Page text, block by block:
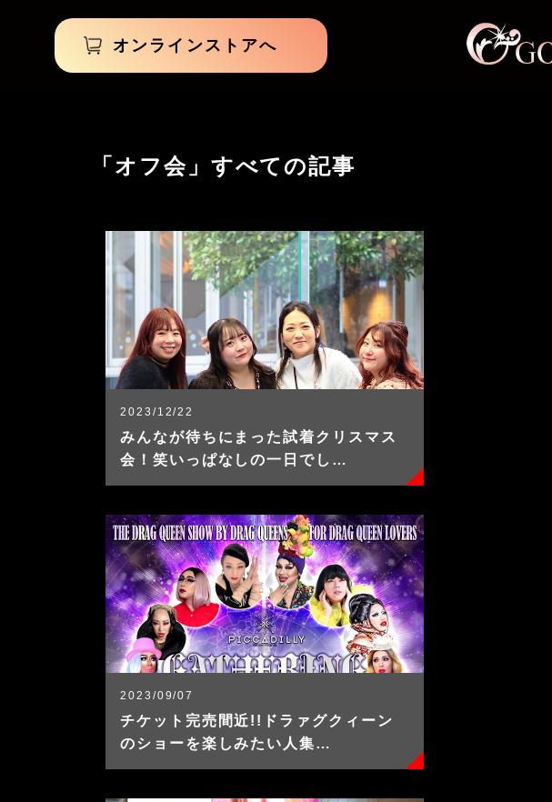
オンラインストアへ
「オフ会」すべての記事
2023/12/22
みんなが待ちにまった試着クリスマス
会！笑いっぱなしの一日でし…
2023/09/07
チケット完売間近!!ドラァグクィーン
のショーを楽しみたい人集…